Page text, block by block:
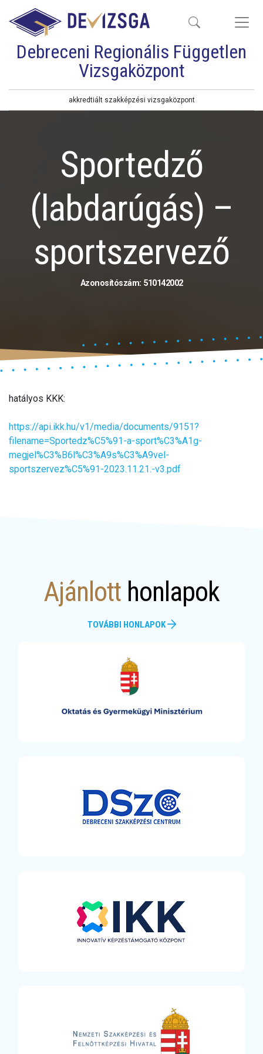
Debreceni Regionális Független
Vizsgaközpont
akkredtiált szakképzési vizsgaközpont
Sportedző
(labdarúgás) –
sportszervező
Azonosítószám: 510142002
hatályos KKK:
https://api.ikk.hu/v1/media/documents/9151?
filename=Sportedz%C5%91-a-sport%C3%A1g-
megjel%C3%B6l%C3%A9s%C3%A9vel-
sportszervez%C5%91-2023.11.21.-v3.pdf
Ajánlotthonlapok
TOVÁBBI HONLAPOK